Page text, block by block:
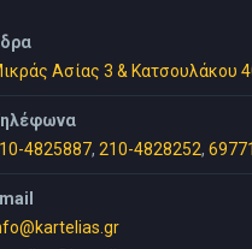
Ασίας 3 & Κατσουλάκου
4825887, 210-4828252,